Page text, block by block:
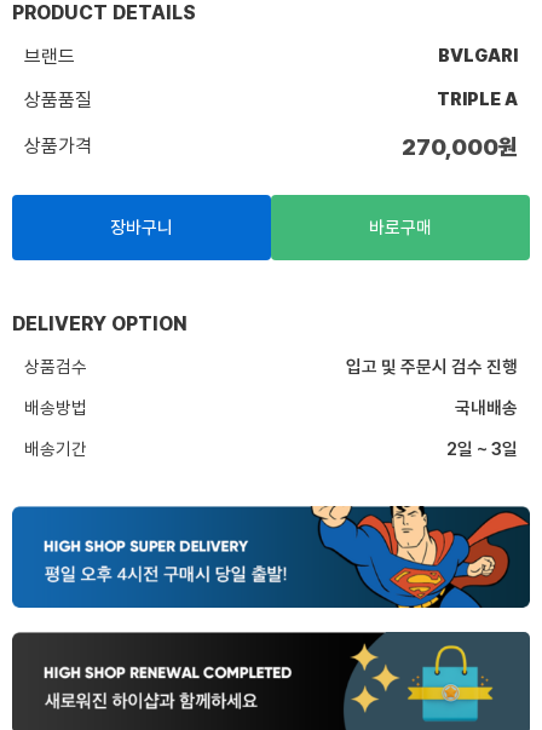
PRODUCT DETAILS
브랜드
BVLGARI
상품품질 TRIPLE A
상품가격 270,000원
장바구니 바로구매
DELIVERY OPTION
상품검수
입고 및 주문시 검수 진행
배송방법
국내배송
배송기간
2일 ~ 3일